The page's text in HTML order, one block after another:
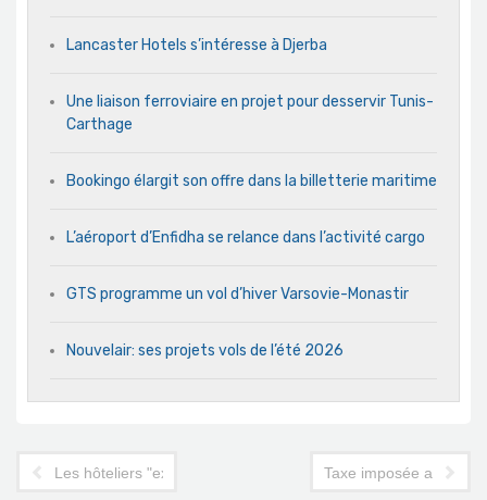
Lancaster Hotels s’intéresse à Djerba
Une liaison ferroviaire en projet pour desservir Tunis-
Carthage
Bookingo élargit son offre dans la billetterie maritime
L’aéroport d’Enfidha se relance dans l’activité cargo
GTS programme un vol d’hiver Varsovie-Monastir
Nouvelair: ses projets vols de l’été 2026
Les hôteliers "exaspérés par les menaces et le chantage
Taxe imposée aux